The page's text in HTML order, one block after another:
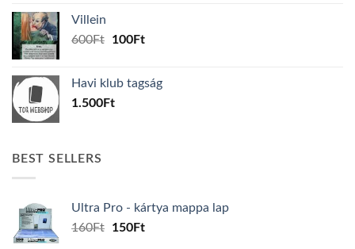
Villein
600Ft
Original
600Ft.
100FtCurrent
100Ft.
Havi klub tagság
1.500Ft
BEST SELLERS
Ultra Pro - kártya mappa lap
160Ft
Original
150FtCurrent